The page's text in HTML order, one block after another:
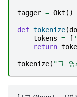
tagger = Okt ()
def tokenize(
tokens = [
return
tokenize( "그 영